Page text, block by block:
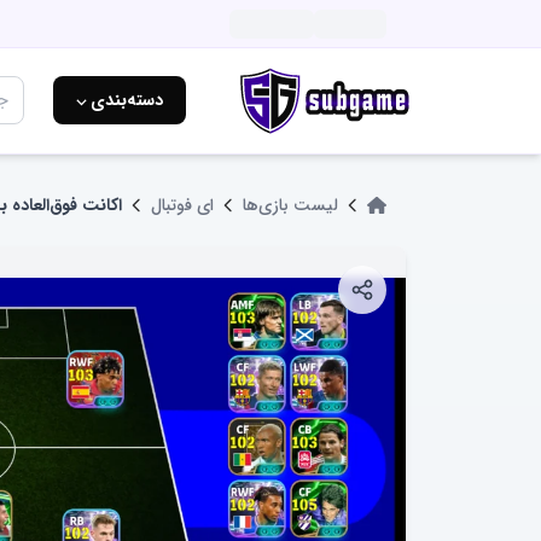
دسته‌بندی ⌵
لیست بازی‌ها ای فوتبال اکانت فوق‌العاده با ۱۲۰۰ تا